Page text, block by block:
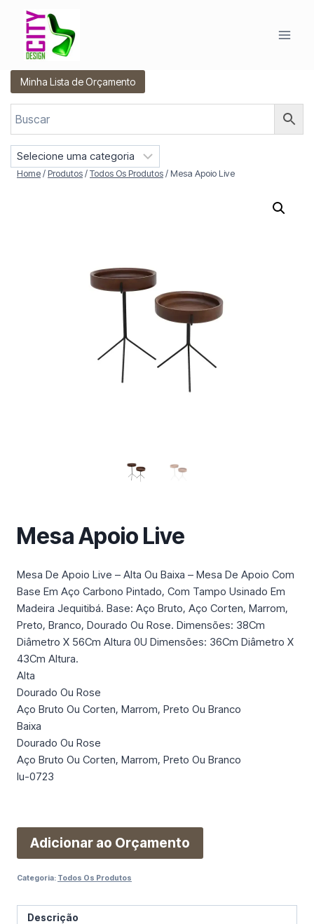
Conteúdo
Minha Lista de Orçamento
eHome / Produtos / Todos Os Produtos / Mesa Apoio Live
Mesa Apoio Live
Mesa De Apoio Live – Alta Ou Baixa – Mesa De Apoio Com
Base Em Aço Carbono Pintado, Com Tampo Usinado Em
Madeira Jequitibá. Base: Aço Bruto, Aço Corten, Marrom,
Preto, Branco, Dourado Ou Rose. Dimensões: 38Cm
Diâmetro X 56Cm Altura 0U Dimensões: 36Cm Diâmetro X
43Cm Altura.
Alta
Dourado Ou Rose
Aço Bruto Ou Corten, Marrom, Preto Ou Branco
Baixa
Dourado Ou Rose
Aço Bruto Ou Corten, Marrom, Preto Ou Branco
Iu-0723
Adicionar ao Orçamento
Categoria: Todos Os Produtos
Descrição